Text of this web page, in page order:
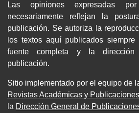
Las opiniones expresadas
necesariamente reflejan la
publicación. Se autoriza la
los textos aquí publicados
fuente completa y la
publicación.
Sitio implementado por el equipo de
Revistas Académicas y
la Dirección General de